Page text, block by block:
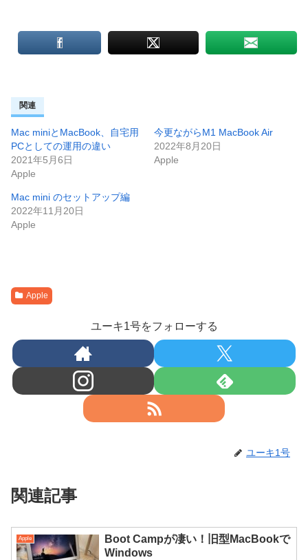
関連
Mac miniとMacBook、自宅用
PCとしての運用の違い
2021年5月6日
Apple
今更ながらM1 MacBook Air
2022年8月20日
Apple
Mac mini のセットアップ編
2022年11月20日
Apple
Apple
ユーキ1号をフォローする
ユーキ1号
関連記事
Apple
Boot Campが凄い！旧型MacBookで
Windows